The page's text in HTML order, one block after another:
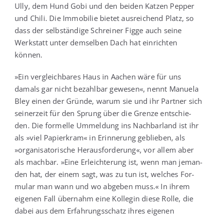
Ully, dem Hund Gobi und den bei­den Kat­zen Pep­per
und Chi­li. Die Immo­bi­lie bie­tet aus­rei­chend Platz, so
dass der selb­stän­di­ge Schrei­ner Fig­ge auch sei­ne
Werk­statt unter dem­sel­ben Dach hat ein­rich­ten
können.
»Ein ver­gleich­ba­res Haus in Aachen wäre für uns
damals gar nicht bezahl­bar gewe­sen«, nennt Manue­la
Bley einen der Grün­de, war­um sie und ihr Part­ner sich
sei­ner­zeit für den Sprung über die Gren­ze ent­schie­
den. Die for­mel­le Ummel­dung ins Nach­bar­land ist ihr
als »viel Papier­kram« in Erin­ne­rung geblie­ben, als
»orga­ni­sa­to­ri­sche Her­aus­for­de­rung«, vor allem aber
als mach­bar. »Eine Erleich­te­rung ist, wenn man jeman­
den hat, der einem sagt, was zu tun ist, wel­ches For­
mu­lar man wann und wo abge­ben muss.« In ihrem
eige­nen Fall über­nahm eine Kol­le­gin die­se Rol­le, die
dabei aus dem Erfah­rungs­schatz ihres eige­nen